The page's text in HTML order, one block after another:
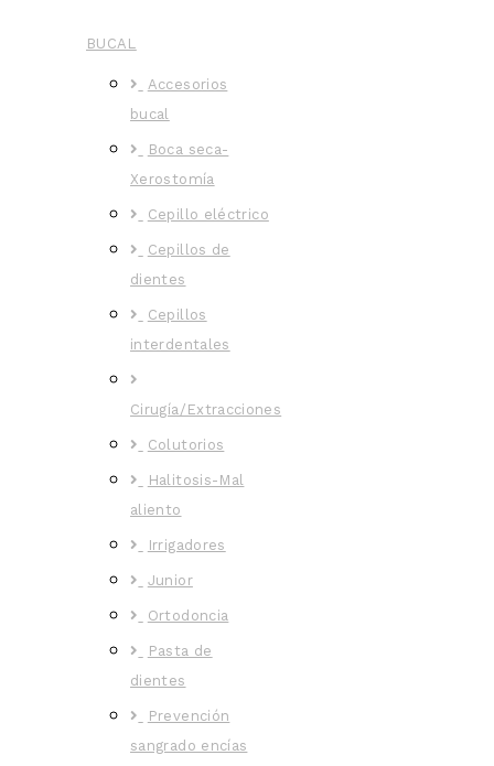
BUCAL
Accesorios
bucal
Boca seca-
Xerostomía
Cepillo eléctrico
Cepillos de
dientes
Cepillos
interdentales
Cirugía/Extracciones
Colutorios
Halitosis-Mal
aliento
Irrigadores
Junior
Ortodoncia
Pasta de
dientes
Prevención
sangrado encías